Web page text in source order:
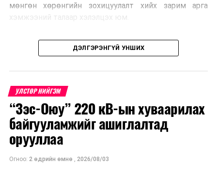
мөнгөн хөрөнгийн зохицуулалт хийх зарим арга
хэмжээний талаар хэлэлцэх юм.
Түүнчлэн “COP17”-ын үеэр Монгол Улсаас дэвшүүлэх
үндэсний стратегийн баримт бичиг, газрын тосны
буй арга хэмжээ зэрэг нийт 20 орчим асуудал
хэлэлцэхээр төлөвлөсөн байна.
ДЭЛГЭРЭНГҮЙ УНШИХ
УЛСТӨР НИЙГЭМ
“Зэс-Оюу” 220 кВ-ын хуваарилах
байгууламжийг ашиглалтад
орууллаа
Огноо: 2 өдрийн өмнө , 2026/08/03